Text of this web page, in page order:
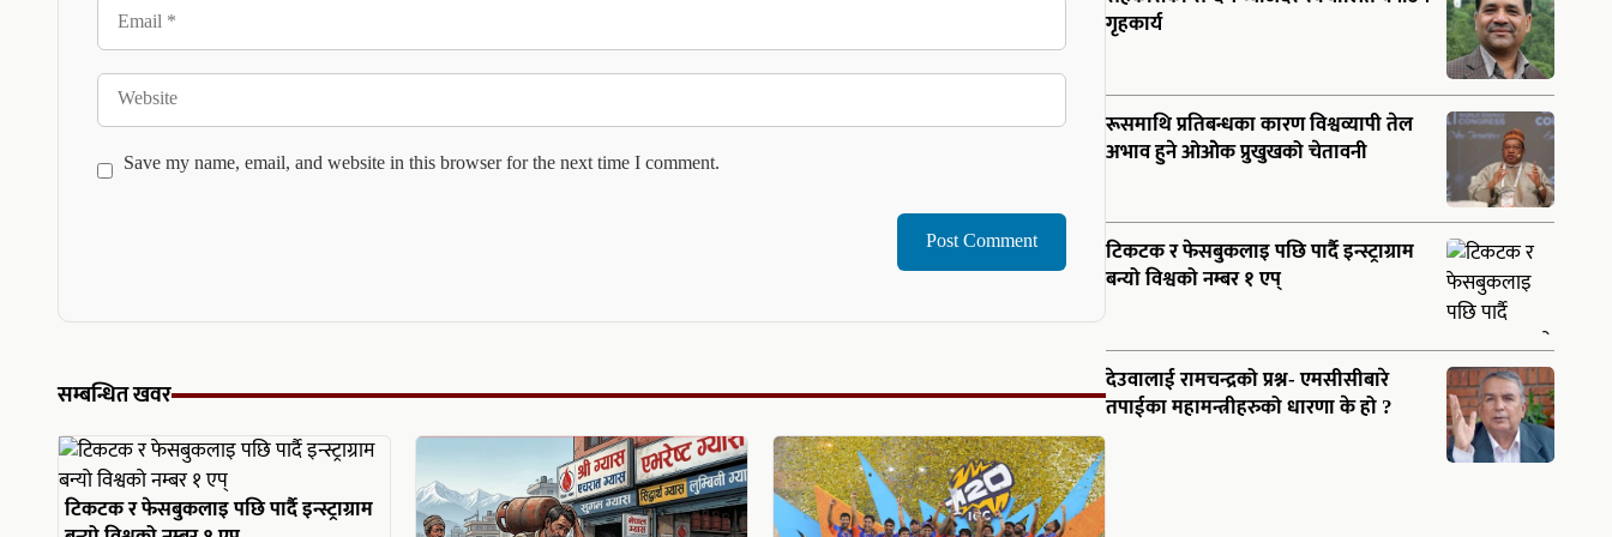
Email
Website
Save my name, email, and website in this browser for the next time I comment.
सम्बन्धित खवर
टिकटक र फेसबुकलाइ पछि पार्दै इन्स्ट्राग्राम
गृहकार्य
रूसमाथि प्रतिबन्धका कारण विश्वव्यापी तेल
अभाव हुने ओओेक प्रुखुखको चेतावनी
टिकटक र फेसबुकलाइ पछि पार्दै इन्स्ट्राग्राम
बन्यो विश्वको नम्बर १ एप्
देउवालाई रामचन्द्रको प्रश्न- एमसीसीबारे
तपाईका महामन्त्रीहरुको धारणा के हो ?